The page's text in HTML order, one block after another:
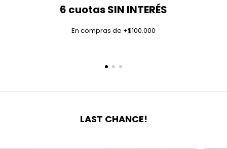
6 cuotas SIN INTERÉS
En compras de +$100.000
LAST CHANCE!